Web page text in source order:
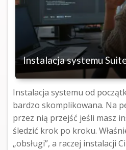
Instalacja systemu
Instalacja systemu od
bardzo skomplikowana. Na
przez nią przejść jeśli masz
śledzić krok po kroku.
„obsługi”, a raczej instalacji